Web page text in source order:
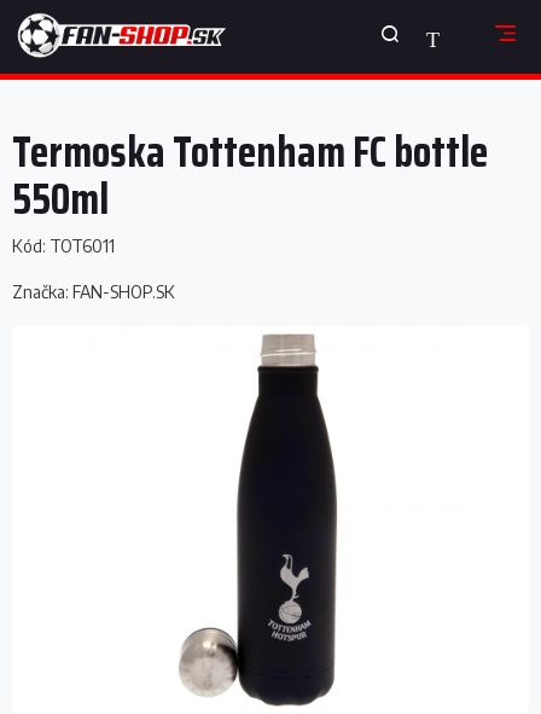
Prejsť
obsah
NÁKUPNÝ
KOŠÍK
Termoska Tottenham FC bottle
550ml
Kód: TOT6011
Značka: FAN-SHOP.SK